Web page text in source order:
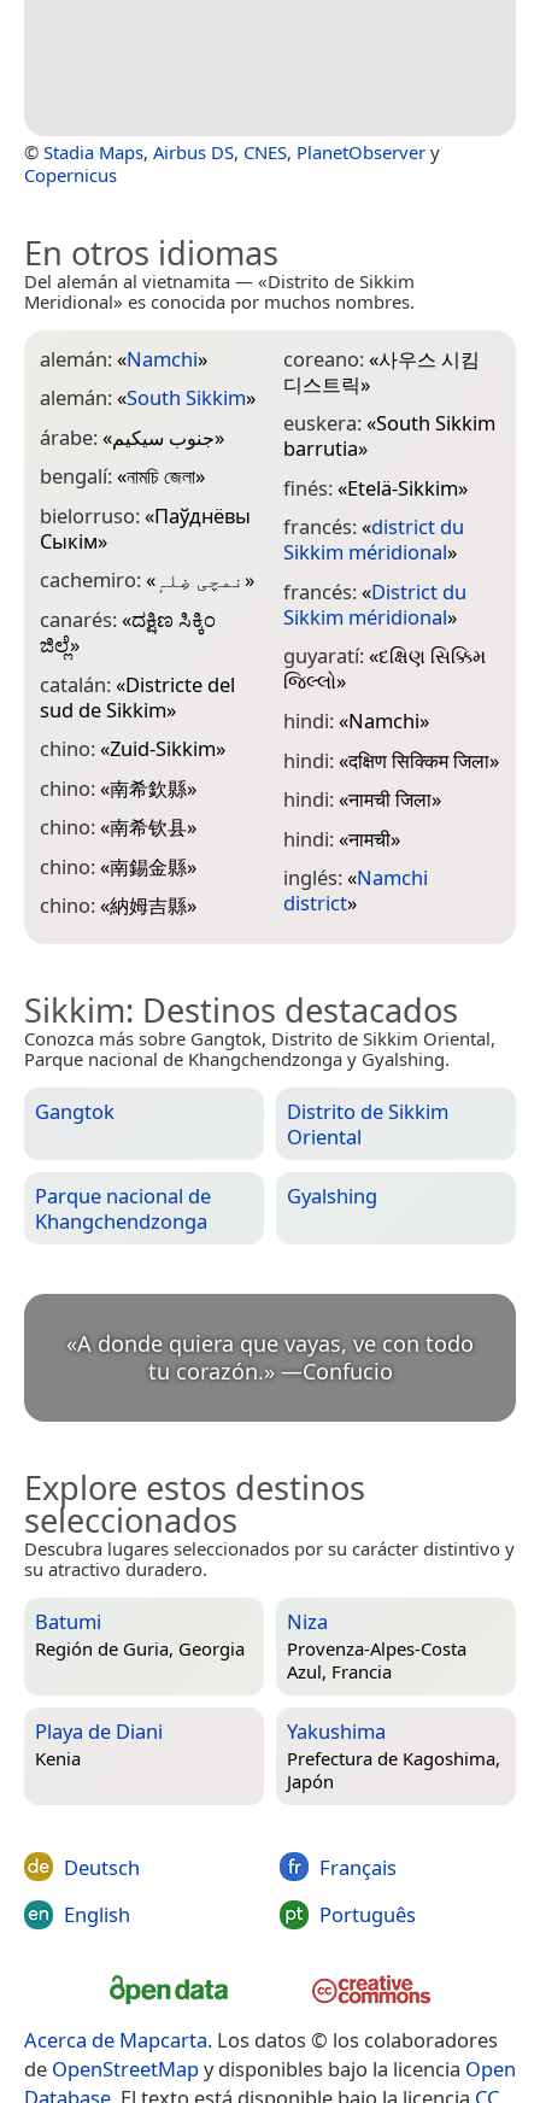
© Stadia Maps, Airbus DS, CNES, PlanetObserver y
Copernicus
En otros idiomas
Del alemán al vietnamita — «Distrito de Sikkim
Meridional» es conocida por muchos nombres.
alemán:«Namchi»
alemán:«South Sikkim»
árabe:«جنوب سيكيم»
bengalí:«নামচি জেলা»
bielorruso:«Паўднёвы
Сыкім»
cachemiro:«نمچی ضِلہٕ»
canarés:«ದಕ್ಷಿಣ ಸಿಕ್ಕಿಂ
ಜಿಲ್ಲೆ»
catalán:«Districte del
sud de Sikkim»
chino:«Zuid-Sikkim»
chino:«南希欽縣»
chino:«南希钦县»
chino:«南錫金縣»
chino:«納姆吉縣»
coreano:«사우스 시킴
디스트릭»
euskera:«South Sikkim
barrutia»
finés:«Etelä-Sikkim»
francés:«district du
Sikkim méridional»
francés:«District du
Sikkim méridional»
guyaratí:«દક્ષિણ સિક્કિમ
જિલ્લો»
hindi:«Namchi»
hindi:«दक्षिण सिक्किम जिला»
hindi:«नामची जिला»
hindi:«नामची»
inglés:«Namchi
district»
Sikkim: Destinos destacados
Conozca más sobre Gangtok, Distrito de Sikkim Oriental,
Parque nacional de Khangchendzonga y Gyalshing.
Gangtok
Distrito de Sikkim
Oriental
Parque nacional de
Khangchendzonga
Gyalshing
«A donde quiera que vayas, ve con todo
tu corazón.» —Confucio
Explore estos destinos
seleccionados
Descubra lugares seleccionados por su carácter distintivo y
su atractivo duradero.
Batumi
Región de Guria, Georgia
Niza
Provenza-Alpes-Costa
Azul, Francia
Playa de Diani
Kenia
Yakushima
Prefectura de Kagoshima,
Japón
Deutsch
English
Français
Português
Acerca de Mapcarta. Los datos © los colaboradores
de OpenStreetMapy disponibles bajo la licencia Open
Database . El texto está disponible bajo la licencia CC